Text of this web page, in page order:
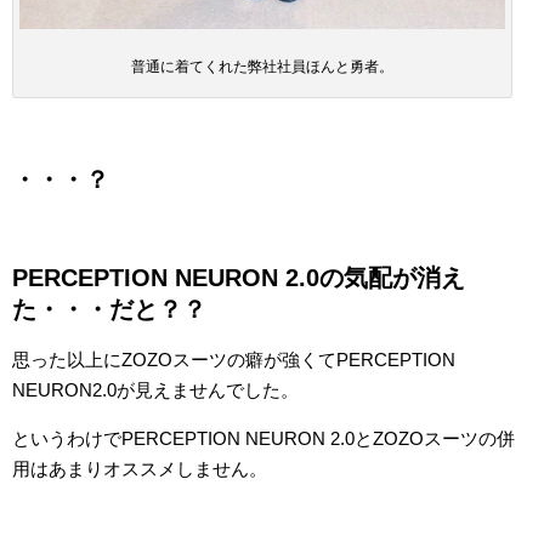
普通に着てくれた弊社社員ほんと勇者。
・・・？
PERCEPTION NEURON 2.0の気配が消え
た・・・だと？？
思った以上にZOZOスーツの癖が強くてPERCEPTION
NEURON2.0が見えませんでした。
というわけでPERCEPTION NEURON 2.0とZOZOスーツの併
用はあまりオススメしません。